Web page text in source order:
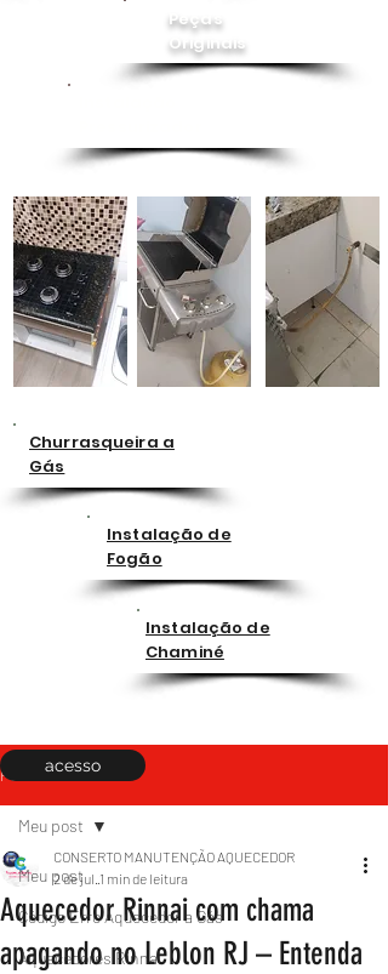
Peças
Originais
Churrasqueira a
Gás
Instalação de
Fogão
Instalação de
Chaminé
Post
Meu post
Código Erro Aquecedor a Gás
Aquecedores Rinnai
Meu post
Aquecedor Rinnai com chama
apagando no Leblon RJ – Entenda
CONSERTO MANUTENÇÃO AQUECEDOR
2 de jul. 1 min de leitura
acesso